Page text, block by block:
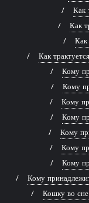
Как
Как
Как
Как
Кому
Кому
Кому
Кому
Кому
Кому
Кому
Кому
Кошку во сне